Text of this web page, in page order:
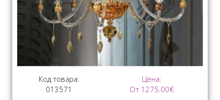
Код товара:
013571
Цена:
От 1275.00€